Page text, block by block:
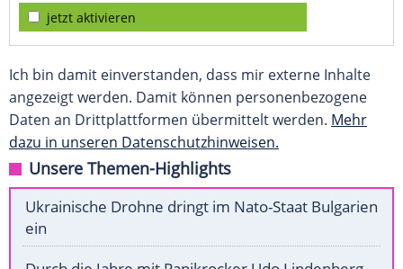
jetzt aktivieren
Ich bin damit einverstanden, dass mir externe Inhalte
angezeigt werden. Damit können personenbezogene
Daten an Drittplattformen übermittelt werden. Mehr
dazu in unseren Datenschutzhinweisen.
Unsere Themen-Highlights
Ukrainische Drohne dringt im Nato-Staat Bulgarien
ein